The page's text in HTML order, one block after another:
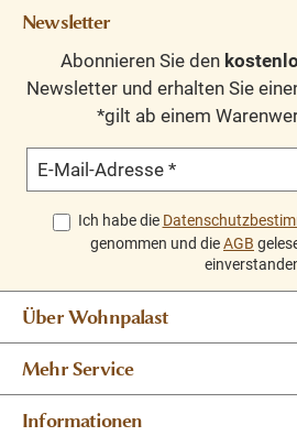
Newsletter
Abonnieren Sie den
Newsletter und erhalten Sie
*gilt ab einem
E-Mail-Adresse *
Ich habe die
genommen und dieAGB
Über Wohnpalast
Mehr Service
Informationen